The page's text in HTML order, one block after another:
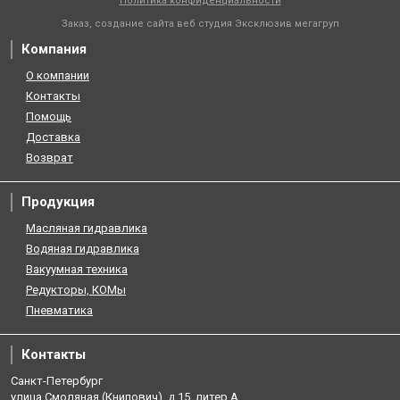
Заказ, создание сайта веб студия Эксклюзив мегагруп
Компания
О компании
Контакты
Помощь
Доставка
Возврат
Продукция
Масляная гидравлика
Водяная гидравлика
Вакуумная техника
Редукторы, КОМы
Пневматика
Контакты
Санкт-Петербург
улица Смоляная (Книпович), д.15, литер А.